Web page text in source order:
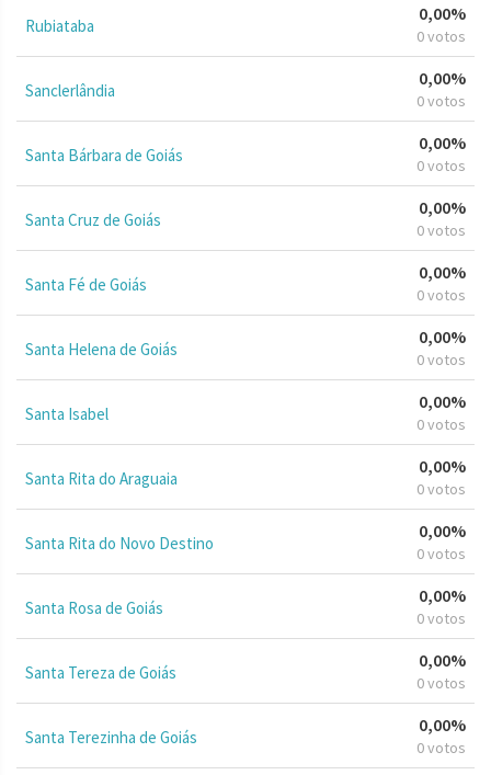
Rubiataba
0,00%
0 votos
Sanclerlândia
0,00%
0 votos
Santa Bárbara de Goiás
0,00%
0 votos
Santa Cruz de Goiás
0,00%
0 votos
Santa Fé de Goiás
0,00%
0 votos
Santa Helena de Goiás
0,00%
0 votos
Santa Isabel
0,00%
0 votos
Santa Rita do Araguaia
0,00%
0 votos
Santa Rita do Novo Destino
0,00%
0 votos
Santa Rosa de Goiás
0,00%
0 votos
Santa Tereza de Goiás
0,00%
0 votos
Santa Terezinha de Goiás
0,00%
0 votos